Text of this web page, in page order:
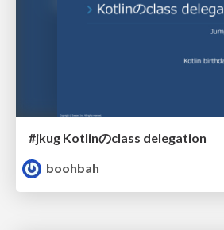
#jkug Kotlinのclass delegation
boohbah